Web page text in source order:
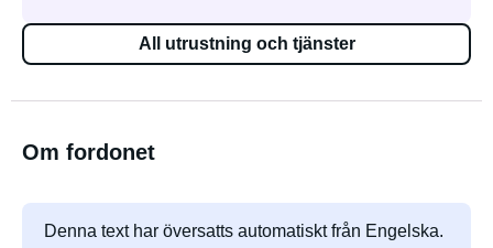
All utrustning och tjänster
Om fordonet
Denna text har översatts automatiskt från Engelska.